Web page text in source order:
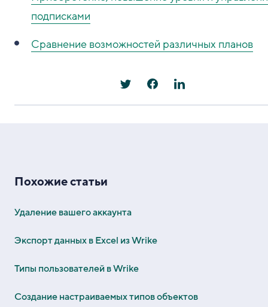
подписками
Сравнение возможностей различных планов
Похожие статьи
Удаление вашего аккаунта
Экспорт данных в Excel из Wrike
Типы пользователей в Wrike
Создание настраиваемых типов объектов